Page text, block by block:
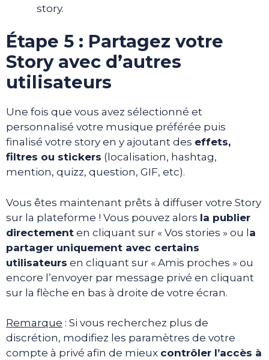
story.
Étape 5 : Partagez votre
Story avec d’autres
utilisateurs
Une fois que vous avez sélectionné et
personnalisé votre musique préférée puis
finalisé votre story en y ajoutant des effets,
filtres ou stickers (localisation, hashtag,
mention, quizz, question, GIF, etc).
Vous êtes maintenant prêts à diffuser votre Story
sur la plateforme ! Vous pouvez alors la publier
directement en cliquant sur « Vos stories » ou la
partager uniquement avec certains
utilisateurs en cliquant sur « Amis proches » ou
encore l’envoyer par message privé en cliquant
sur la flèche en bas à droite de votre écran.
Remarque : Si vous recherchez plus de
discrétion, modifiez les paramètres de votre
compte à privé afin de mieux contrôler l’accès à